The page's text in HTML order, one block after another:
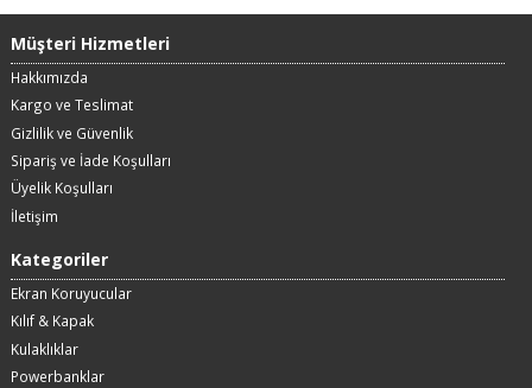
Müşteri Hizmetleri
Hakkımızda
Kargo ve Teslimat
Gizlilik ve Güvenlik
Sipariş ve İade Koşulları
Üyelik Koşulları
İletişim
Kategoriler
Ekran Koruyucular
Kılıf & Kapak
Kulaklıklar
Powerbanklar